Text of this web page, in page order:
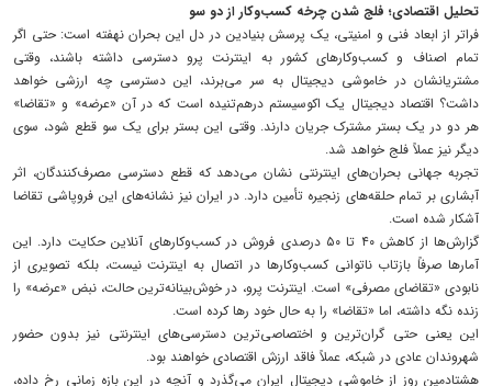
تحلیل اقتصادی؛ فلج شدن چرخه کسب‌وکار از دو سو
فراتر از ابعاد فنی و امنیتی، یک پرسش بنیادین در دل این بحران نهفته است: حتی اگر
تمام اصناف و کسب‌وکارهای کشور به اینترنت پرو دسترسی داشته باشند، وقتی
مشتریانشان در خاموشی دیجیتال به سر می‌برند، این دسترسی چه ارزشی خواهد
داشت؟ اقتصاد دیجیتال یک اکوسیستم درهم‌تنیده است که در آن «عرضه» و «تقاضا»
هر دو در یک بستر مشترک جریان دارند. وقتی این بستر برای یک سو قطع شود، سوی
دیگر نیز عملاً فلج خواهد شد.
تجربه جهانی بحران‌های اینترنتی نشان می‌دهد که قطع دسترسی مصرف‌کنندگان، اثر
آبشاری بر تمام حلقه‌های زنجیره تأمین دارد. در ایران نیز نشانه‌های این فروپاشی تقاضا
آشکار شده است.
گزارش‌ها از کاهش ۴۰ تا ۵۰ درصدی فروش در کسب‌وکارهای آنلاین حکایت دارد. این
آمارها صرفاً بازتاب ناتوانی کسب‌وکارها در اتصال به اینترنت نیست، بلکه تصویری از
نابودی «تقاضای مصرفی» است. اینترنت پرو، در خوش‌بینانه‌ترین حالت، نبض «عرضه» را
زنده نگه داشته، اما «تقاضا» را به حال خود رها کرده است.
این یعنی حتی گران‌ترین و اختصاصی‌ترین دسترسی‌های اینترنتی نیز بدون حضور
شهروندان عادی در شبکه، عملاً فاقد ارزش اقتصادی خواهند بود.
هشتادمین روز از خاموشی دیجیتال ایران می‌گذرد و آنچه در این بازه زمانی رخ داده،